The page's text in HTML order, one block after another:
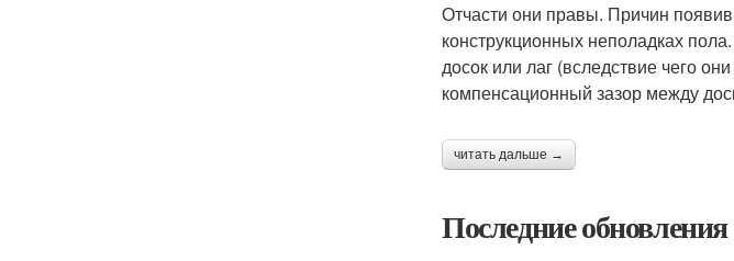
Отчасти они правы. Причин
конструкционных неполадках
досок или лаг (вследствие чего
компенсационный зазор между
читать дальше →
Последние обновления